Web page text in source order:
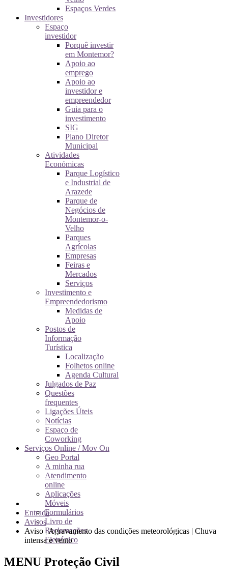
Espaços Verdes
Investidores
Espaço
investidor
Porquê investir
em Montemor?
Apoio ao
emprego
Apoio ao
investidor e
empreendedor
Guia para o
investimento
SIG
Plano Diretor
Municipal
Atividades
Económicas
Parque Logístico
e Industrial de
Arazede
Parque de
Negócios de
Montemor-o-
Velho
Parques
Agrícolas
Empresas
Feiras e
Mercados
Serviços
Investimento e
Empreendedorismo
Medidas de
Apoio
Postos de
Informação
Turística
Localização
Folhetos online
Agenda Cultural
Julgados de Paz
Questões
frequentes
Ligações Úteis
Notícias
Espaço de
Coworking
Serviços Online / Mov On
Geo Portal
A minha rua
Atendimento
online
Aplicações
Móveis
Formulários
Livro de
Reclamações
Eletrónico
Entrada
Avisos
Aviso | Agravamento das condições meteorológicas | Chuva
intensa e vento
MENU Proteção Civil